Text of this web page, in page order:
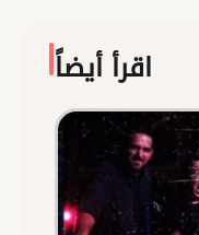
اقرأ أيضاً